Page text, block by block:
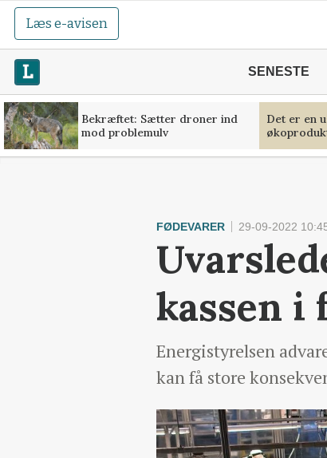
Læs e-avisen
SENESTE
Bekræftet: Sætter droner ind
mod problemulv
Det er en
FØDEVARER 29-09-2022
kassen i
Energistyrelsen
kan få store